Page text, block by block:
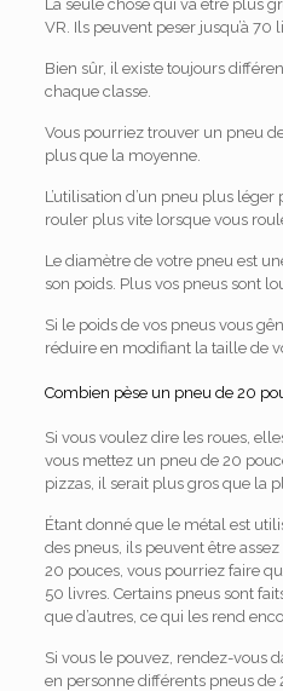
La seule chose qui va être plus
VR. Ils peuvent peser jusqu’à 70
Bien sûr, il existe toujours
chaque classe.
Vous pourriez trouver un pneu
plus que la moyenne.
L’utilisation d’un pneu plus
rouler plus vite lorsque vous
Le diamètre de votre pneu est
son poids. Plus vos pneus sont
Si le poids de vos pneus vous
réduire en modifiant la taille de
Combien pèse un pneu de 20
Si vous voulez dire les roues,
vous mettez un pneu de 20
pizzas, il serait plus gros que la
Étant donné que le métal est
des pneus, ils peuvent être
20 pouces, vous pourriez faire
50 livres. Certains pneus sont
que d’autres, ce qui les rend
Si vous le pouvez, rendez-vous
en personne différents pneus de